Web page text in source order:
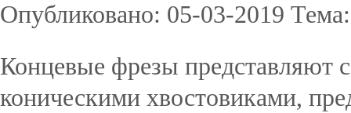
Опубликовано: 05-03-2019
Концевые фрезы представляют
коническими хвостовиками,